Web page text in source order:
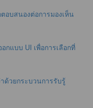
อบสนองต่อการมองเห็น
กแบบ UI เพื่อการเลือกที่
ด้วยกระบวนการรับรู้